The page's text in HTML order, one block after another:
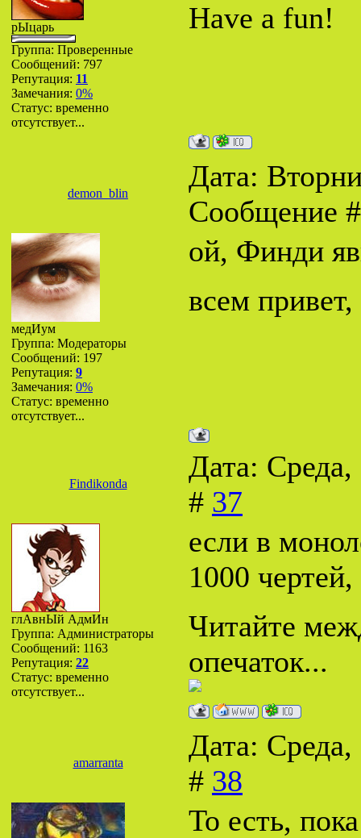
рЫцарь
Группа: Проверенные
Сообщений: 797
Репутация: 11
Замечания: 0%
Статус: временно
отсутствует...
Have a fun!
demon_blin
Дата:
Сообщение
медИум
Группа: Модераторы
Сообщений: 197
Репутация: 9
Замечания: 0%
Статус: временно
отсутствует...
ой, Финди
всем
Findikonda
Дата:
# 37
глАвнЫй АдмИн
Группа: Администраторы
Сообщений: 1163
Репутация: 22
Статус: временно
отсутствует...
если в
1000
Читайте
опечаток...
amarranta
Дата:
# 38
То есть,